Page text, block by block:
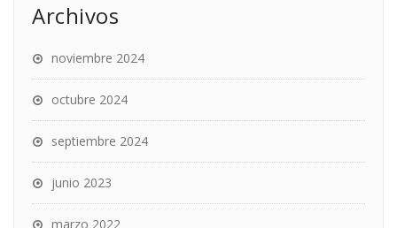
Archivos
noviembre 2024
octubre 2024
septiembre 2024
junio 2023
marzo 2022